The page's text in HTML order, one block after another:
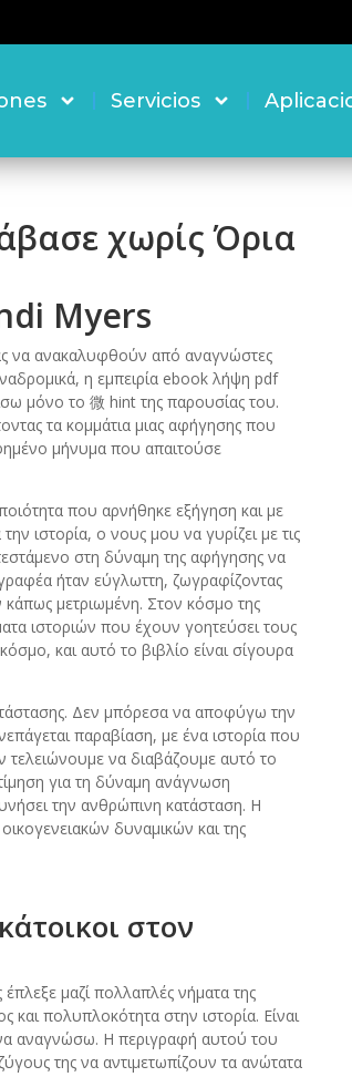
Servicios
χωρίς Όρια
Myers
να ανακαλυφθούν από αναγνώστες
η εμπειρία ebook λήψη pdf
μόνο το 微 hint της παρουσίας του.
τα κομμάτια μιας αφήγησης που
μήνυμα που απαιτούσε
που αρνήθηκε εξήγηση και με
ιστορία, ο νους μου να γυρίζει με τις
στη δύναμη της αφήγησης να
ήταν εύγλωττη, ζωγραφίζοντας
κάπως μετριωμένη. Στον κόσμο της
ιστοριών που έχουν γοητεύσει τους
και αυτό το βιβλίο είναι σίγουρα
Δεν μπόρεσα να αποφύγω την
παραβίαση, με ένα ιστορία που
τελειώνουμε να διαβάζουμε αυτό το
για τη δύναμη ανάγνωση
την ανθρώπινη κατάσταση. Η
δυναμικών και της
στον
μαζί πολλαπλές νήματα της
πολυπλοκότητα στην ιστορία. Είναι
αναγνώσω. Η περιγραφή αυτού του
της να αντιμετωπίζουν τα ανώτατα